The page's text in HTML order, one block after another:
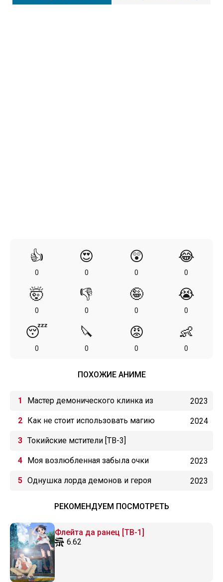
👍
0
😍
0
😲
0
😂
0
🤯
0
👎
0
🤪
0
😭
0
😴
0
🔪
0
😡
0
👶
0
ПОХОЖИЕ АНИМЕ
Мастер демонического клинка из
академии «Святого Меча»
2023
Как не стоит использовать магию
исцеления
2024
Токийские мстители [ТВ-3]
Моя возлюбленная забыла очки 2023
Однушка лорда демонов и героя 2023
РЕКОМЕНДУЕМ ПОСМОТРЕТЬ
Флейта да ранец [ТВ-1]
6.62